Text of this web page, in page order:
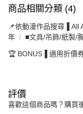
商品相關分類 (4)
📌依動漫作品搜尋▐ All
年
■文具/吊飾/紙製/
🏆 BONUS▐ 適用折價
評價
喜歡這個商品嗎？購買